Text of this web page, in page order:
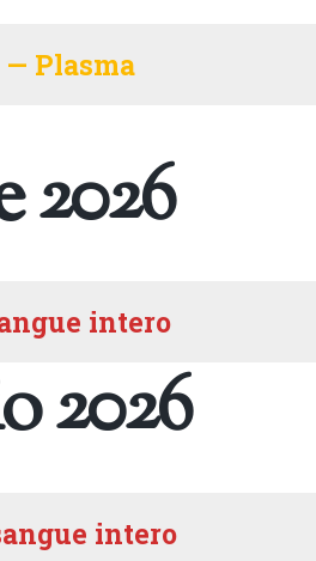
— Plasma
2026
intero
2026
intero